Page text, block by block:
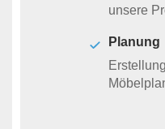
unsere
Planung